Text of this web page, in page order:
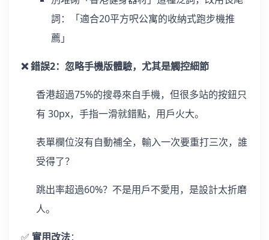
詞：「適合20平方呎公寓的收納式跑步機推
薦」
❌ 錯誤2：忽略手機版體驗，尤其是觸控細節
香港超過75%的搜尋來自手機，但很多站的按鈕只
有 30px，手指一滑就錯點，用戶火大。
表單欄位沒有自動補全，輸入一次要重打三次，誰
受得了？
跳出率超過60%？不是用戶不愛用，是設計太折磨
人。
✅ 實用改法：